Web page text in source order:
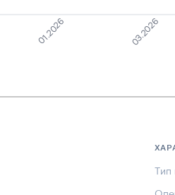
01.2026 03.2026
Тип